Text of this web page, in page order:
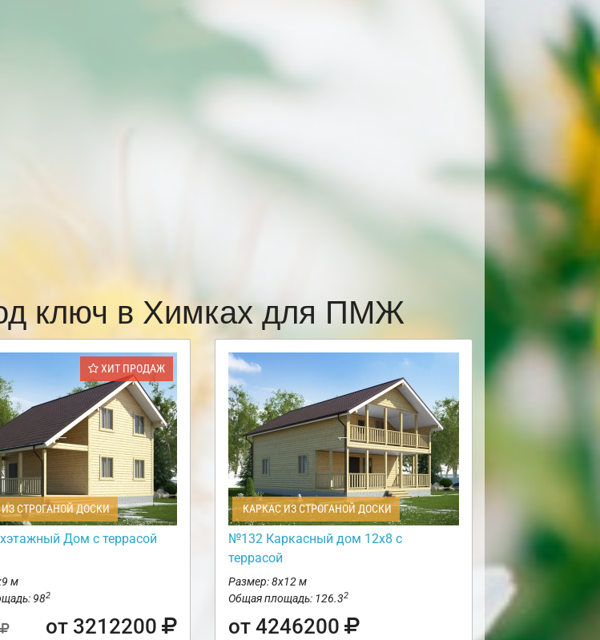
ключ в Химках для ПМЖ
ХИТ ПРОДАЖ
СТРОГАНОЙ ДОСКИ
Дом с террасой
м
982
от 3212200
КАРКАС ИЗ СТРОГАНОЙ ДОСКИ
№132 Каркасный дом 12х8 с
террасой
Размер: 8х12 м
Общая площадь: 126.32
от 4246200